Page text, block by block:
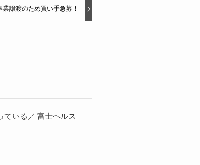
譲渡のため買い手急募！
ている／ 富士ヘルス